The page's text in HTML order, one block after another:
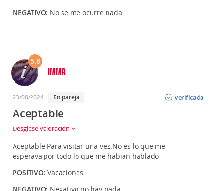
NEGATIVO: No se me ocurre nada
5.8
IMMA
23/08/2024 En pareja
Verificada
Aceptable
Desglose valoración
Aceptable.Para visitar una vez.No es lo que me
esperava,por todo lo que me habian hablado
POSITIVO: Vacaciones
NEGATIVO: Negativo no hay nada